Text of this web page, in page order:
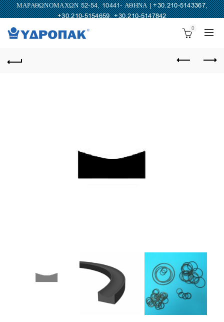
ΜΑΡΑΘΩΝΟΜΑΧΩΝ 52-54, 10441- ΑΘΗΝΑ |+30.210-5143367,
+30.210-5154659,+30.210-5147842
0